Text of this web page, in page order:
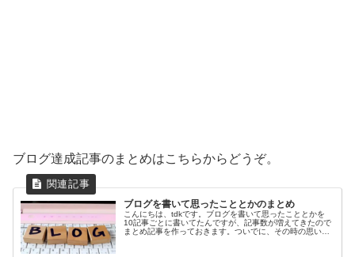
ブログ達成記事のまとめはこちらからどうぞ。
ブログを書いて思ったこととかのまとめ
こんにちは、tdkです。ブログを書いて思ったこととかを
10記事ごとに書いてたんですが、記事数が増えてきたので
まとめ記事を作っておきます。ついでに、その時の思い出